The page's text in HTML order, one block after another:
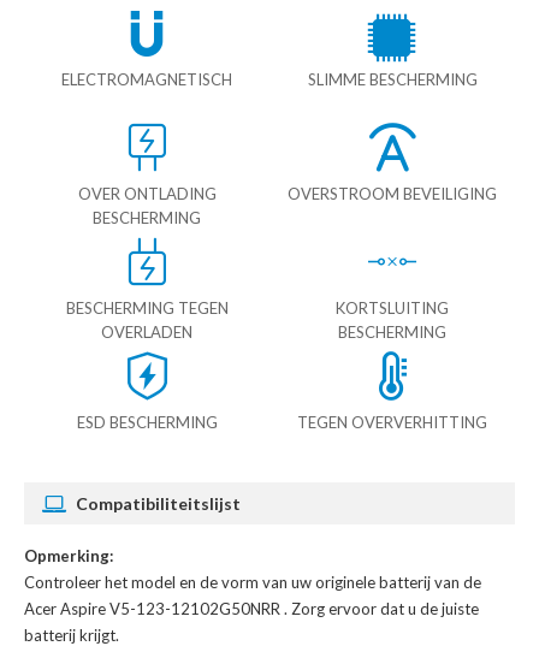
ELECTROMAGNETISCH SLIMME BESCHERMING
OVER ONTLADING
BESCHERMING
OVERSTROOM BEVEILIGING
BESCHERMING TEGEN
OVERLADEN
KORTSLUITING
BESCHERMING
ESD BESCHERMING TEGEN OVERVERHITTING
Compatibiliteitslijst
Opmerking:
Controleer het model en de vorm van uw originele batterij van de
Acer Aspire V5-123-12102G50NRR . Zorg ervoor dat u de juiste
batterij krijgt.